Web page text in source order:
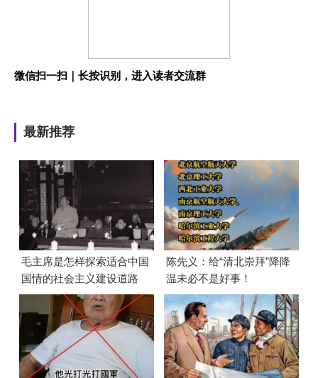
微信扫一扫｜长按识别，进入读者交流群
最新推荐
毛主席是怎样探索适合中国
国情的社会主义建设道路
的？
陈先义：给“清北崇拜”降降
温未必不是好事！